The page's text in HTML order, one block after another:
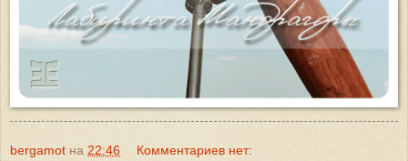
bergamot на 22:46 Комментариев нет: